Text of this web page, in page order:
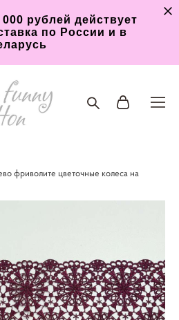
000 рублей действует
по России и в
фриволите цветочные колеса на